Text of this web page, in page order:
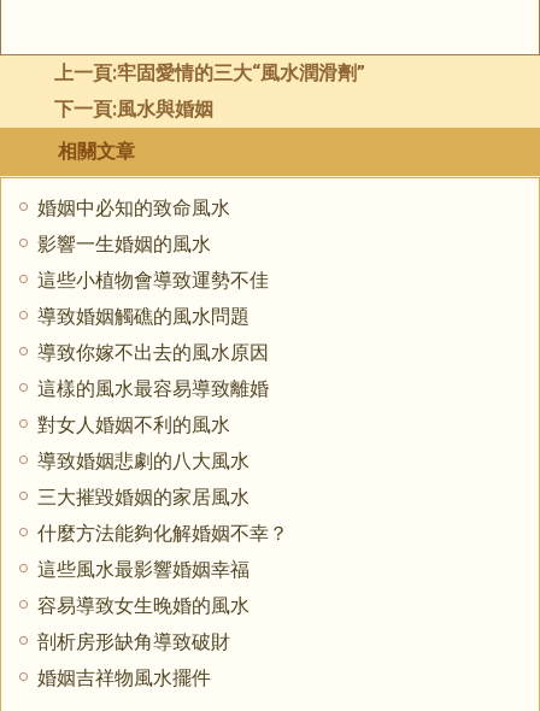
上一頁:牢固愛情的三大“風水潤滑劑”
下一頁:風水與婚姻
相關文章
婚姻中必知的致命風水
影響一生婚姻的風水
這些小植物會導致運勢不佳
導致婚姻觸礁的風水問題
導致你嫁不出去的風水原因
這樣的風水最容易導致離婚
對女人婚姻不利的風水
導致婚姻悲劇的八大風水
三大摧毀婚姻的家居風水
什麼方法能夠化解婚姻不幸？
這些風水最影響婚姻幸福
容易導致女生晚婚的風水
剖析房形缺角導致破財
婚姻吉祥物風水擺件